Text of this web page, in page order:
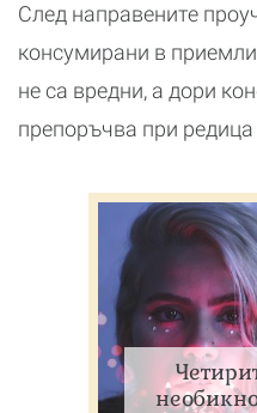
След направените
консумирани в
не са вредни, а дори
препоръчва при